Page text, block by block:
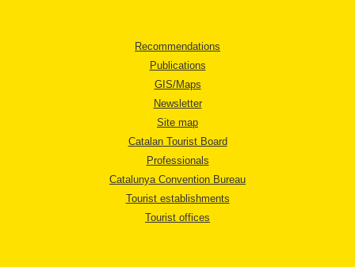
Recommendations
Publications
GIS/Maps
Newsletter
Site map
Catalan Tourist Board
Professionals
Catalunya Convention Bureau
Tourist establishments
Tourist offices